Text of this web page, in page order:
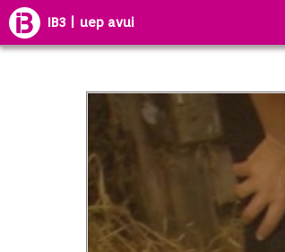
IB3 | uep avui